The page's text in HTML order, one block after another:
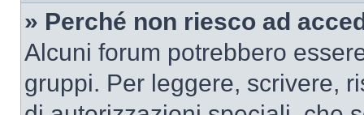
» Perché non riesco ad
Alcuni forum potrebbero
gruppi. Per leggere, scrivere,